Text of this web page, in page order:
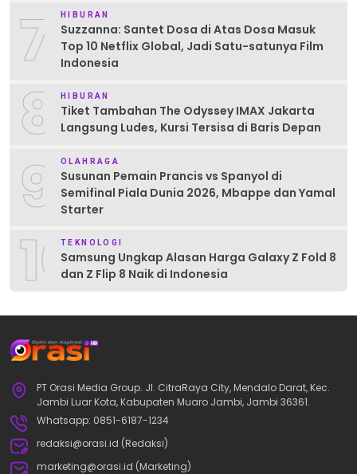
7 HIBURAN
Suzzanna: Santet Dosa di Atas Dosa Masuk
Top 10 Netflix Global, Jadi Satu-satunya Film
Indonesia
8 HIBURAN
Tiket Tambahan The Odyssey IMAX Jakarta
Langsung Ludes, Kursi Tersisa di Baris Depan
9 OLAHRAGA
Susunan Pemain Prancis vs Spanyol di
Semifinal Piala Dunia 2026, Mbappe dan Yamal
Starter
10TEKNOLOGI
Samsung Ungkap Alasan Harga Galaxy Z Fold 8
dan Z Flip 8 Naik di Indonesia
PT Orasi Media Group. Jl. CitraRaya City, Mendalo Darat, Kec.
Jambi Luar Kota, Kabupaten Muaro Jambi, Jambi 36361.
Whatsapp: 0851-6187-1234
redaksi@orasi.id (Redaksi)
marketing@orasi.id (Marketing)